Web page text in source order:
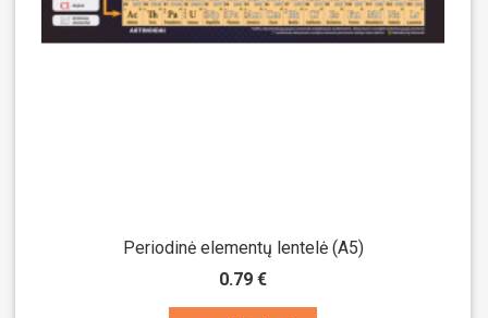
Periodinė elementų lentelė (A5)
0.79 €